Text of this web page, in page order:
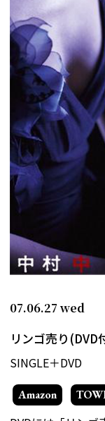
07.06.27 wed
リンゴ売り(DVD
SINGLE＋DVD
Amazon